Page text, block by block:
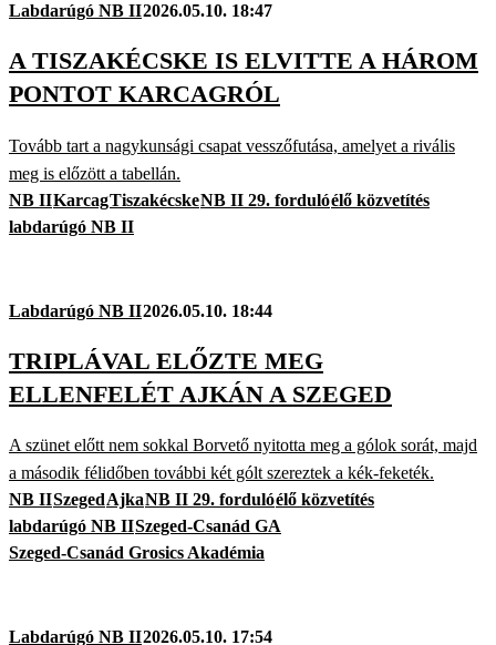
Labdarúgó NB II2026.05.10. 18:47
A TISZAKÉCSKE IS ELVITTE A HÁROM
PONTOT KARCAGRÓL
Tovább tart a nagykunsági csapat vesszőfutása, amelyet a rivális
meg is előzött a tabellán.
NB IIKarcagTiszakécskeNB II 29. fordulóélő közvetítés
labdarúgó NB II
Labdarúgó NB II2026.05.10. 18:44
TRIPLÁVAL ELŐZTE MEG
ELLENFELÉT AJKÁN A SZEGED
A szünet előtt nem sokkal Borvető nyitotta meg a gólok sorát, majd
a második félidőben további két gólt szereztek a kék-feketék.
NB IISzegedAjkaNB II 29. fordulóélő közvetítés
labdarúgó NB IISzeged-Csanád GA
Szeged-Csanád Grosics Akadémia
Labdarúgó NB II2026.05.10. 17:54